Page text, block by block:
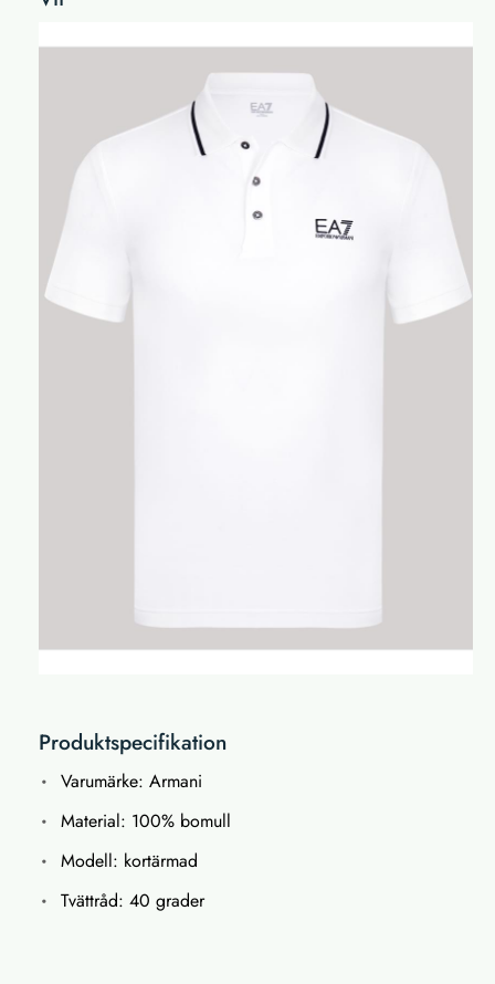
Produktspecifikation
Varumärke: Armani
Material: 100% bomull
Modell: kortärmad
Tvättråd: 40 grader